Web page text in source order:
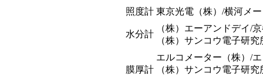
照度計 東京光電（株）/横河メ
水分計
（株）エーアンドデイ/
（株）サンコウ電子研
膜厚計
エルコメーター（株）/
（株）サンコウ電子研